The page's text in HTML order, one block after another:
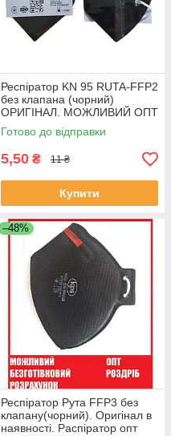
Респіратор KN 95 RUTA-FFP2
без клапана (чорний)
ОРИГІНАЛ. МОЖЛИВИЙ ОПТ
Готово до відправки
5,50 ₴ 11 ₴
Купити
–48%
Респіратор Рута FFP3 без
клапану(чорний). Оригінал в
наявності. Распіратор опт